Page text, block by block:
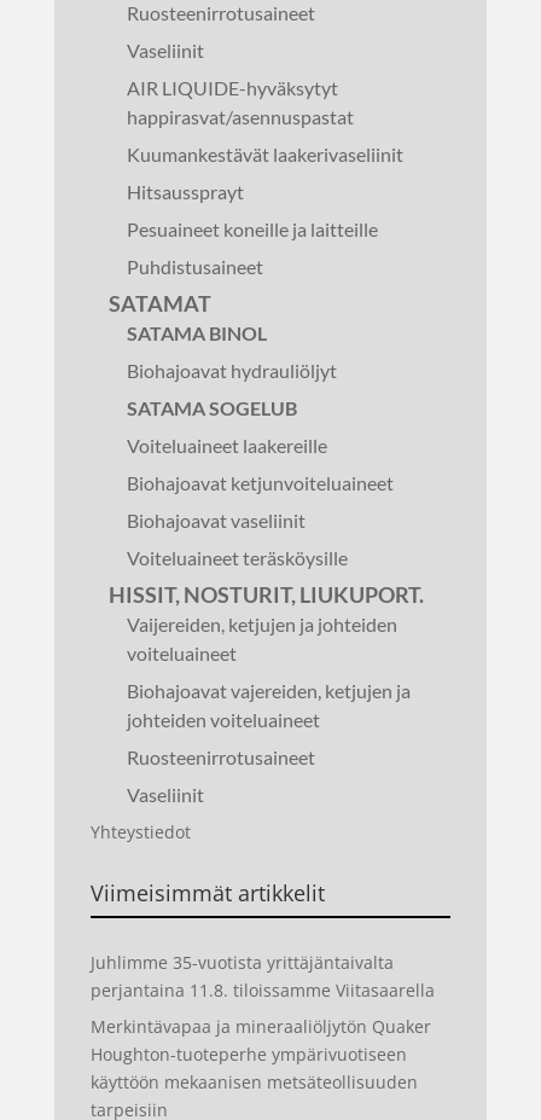
Ruosteenirrotusaineet
Vaseliinit
AIR LIQUIDE-hyväksytyt
happirasvat/asennuspastat
Kuumankestävät laakerivaseliinit
Hitsaussprayt
Pesuaineet koneille ja laitteille
Puhdistusaineet
SATAMAT
SATAMA BINOL
Biohajoavat hydrauliöljyt
SATAMA SOGELUB
Voiteluaineet laakereille
Biohajoavat ketjunvoiteluaineet
Biohajoavat vaseliinit
Voiteluaineet teräsköysille
HISSIT, NOSTURIT, LIUKUPORT.
Vaijereiden, ketjujen ja johteiden
voiteluaineet
Biohajoavat vajereiden, ketjujen ja
johteiden voiteluaineet
Ruosteenirrotusaineet
Vaseliinit
Yhteystiedot
Viimeisimmät artikkelit
Juhlimme 35-vuotista yrittäjäntaivalta
perjantaina 11.8. tiloissamme Viitasaarella
Merkintävapaa ja mineraaliöljytön Quaker
Houghton-tuoteperhe ympärivuotiseen
käyttöön mekaanisen metsäteollisuuden
tarpeisiin